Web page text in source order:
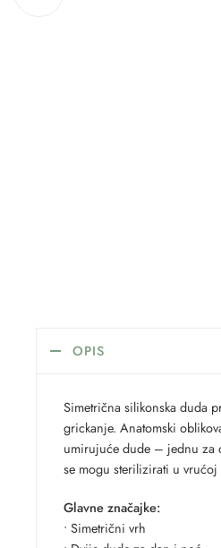
OPIS
Simetrična silikonska duda
grickanje. Anatomski
umirujuće dude – jednu za
se mogu sterilizirati u
Glavne značajke:
• Simetrični vrh